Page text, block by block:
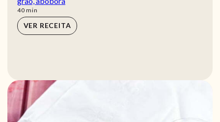
40min
min
VER RECEITA